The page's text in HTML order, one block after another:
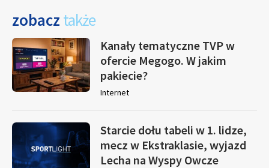
zobacz także
Kanały tematyczne TVP w
ofercie Megogo. W jakim
pakiecie?
Internet
Starcie dołu tabeli w 1. lidze,
mecz w Ekstraklasie, wyjazd
Lecha na Wyspy Owcze